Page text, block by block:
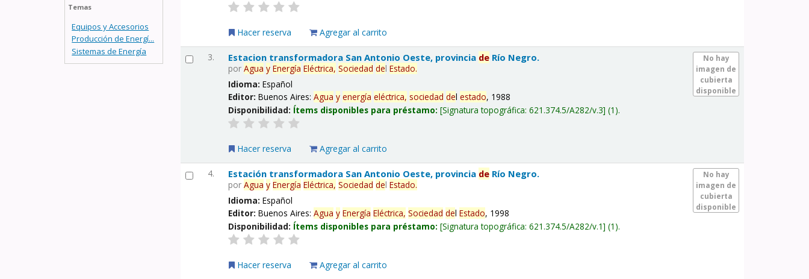
Temas
Equipos y Accesorios
Producción de Energí...
Sistemas de Energía
Hacer reserva Agregar al carrito
3.
No hay
imagen de
cubierta
disponible
Estacion transformadora San Antonio Oeste, provincia de Río Negro.
porAgua y Energía Eléctrica, Sociedad delEstado.
Idioma:Español
Editor:Buenos Aires:Agua y energía eléctrica, sociedad delestado, 1988
Disponibilidad: Ítems disponibles para préstamo: Signatura topográfica:621.374.5/A282/v.3 (1).
Hacer reserva Agregar al carrito
4.
No hay
imagen de
cubierta
disponible
Estación transformadora San Antonio Oeste, provincia de Río Negro.
porAgua y Energía Eléctrica, Sociedad delEstado.
Idioma:Español
Editor:Buenos Aires:Agua y Energía Eléctrica, Sociedad delEstado, 1998
Disponibilidad: Ítems disponibles para préstamo: Signatura topográfica:621.374.5/A282/v.1 (1).
Hacer reserva Agregar al carrito